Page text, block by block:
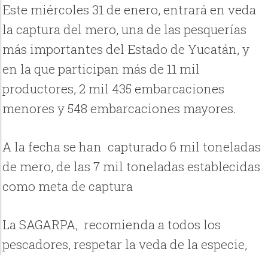
Este miércoles 31 de enero, entrará en veda
la captura del mero, una de las pesquerías
más importantes del Estado de Yucatán, y
en la que participan más de 11 mil
productores, 2 mil 435 embarcaciones
menores y 548 embarcaciones mayores.
A la fecha se han capturado 6 mil toneladas
de mero, de las 7 mil toneladas establecidas
como meta de captura
La SAGARPA, recomienda a todos los
pescadores, respetar la veda de la especie,